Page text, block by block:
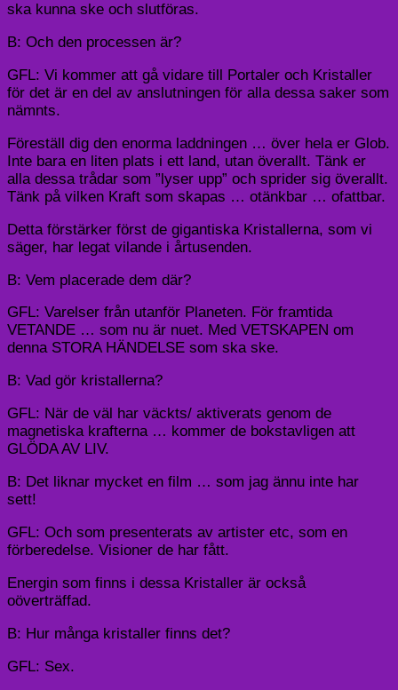
ska kunna ske och slutföras.
B: Och den processen är?
GFL: Vi kommer att gå vidare till Portaler och Kristaller
för det är en del av anslutningen för alla dessa saker som
nämnts.
Föreställ dig den enorma laddningen … över hela er Glob.
Inte bara en liten plats i ett land, utan överallt. Tänk er
alla dessa trådar som ”lyser upp” och sprider sig överallt.
Tänk på vilken Kraft som skapas … otänkbar … ofattbar.
Detta förstärker först de gigantiska Kristallerna, som vi
säger, har legat vilande i årtusenden.
B: Vem placerade dem där?
GFL: Varelser från utanför Planeten. För framtida
VETANDE … som nu är nuet. Med VETSKAPEN om
denna STORA HÄNDELSE som ska ske.
B: Vad gör kristallerna?
GFL: När de väl har väckts/ aktiverats genom de
magnetiska krafterna … kommer de bokstavligen att
GLÖDA AV LIV.
B: Det liknar mycket en film … som jag ännu inte har
sett!
GFL: Och som presenterats av artister etc, som en
förberedelse. Visioner de har fått.
Energin som finns i dessa Kristaller är också
oöverträffad.
B: Hur många kristaller finns det?
GFL: Sex.